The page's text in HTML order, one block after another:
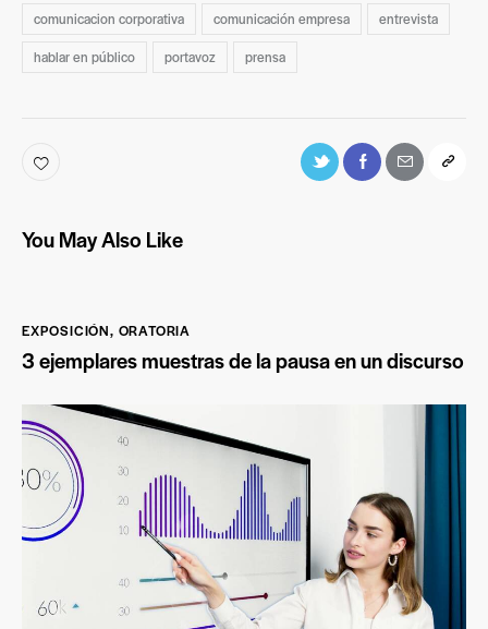
comunicacion corporativa comunicación empresa
entrevista
hablar en público
portavoz prensa
You May Also Like
EXPOSICIÓN, ORATORIA
3 ejemplares muestras de la pausa en un discurso